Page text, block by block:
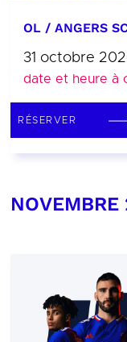
OL / ANGERS
31 octobre
date et heure à
RÉSERVER